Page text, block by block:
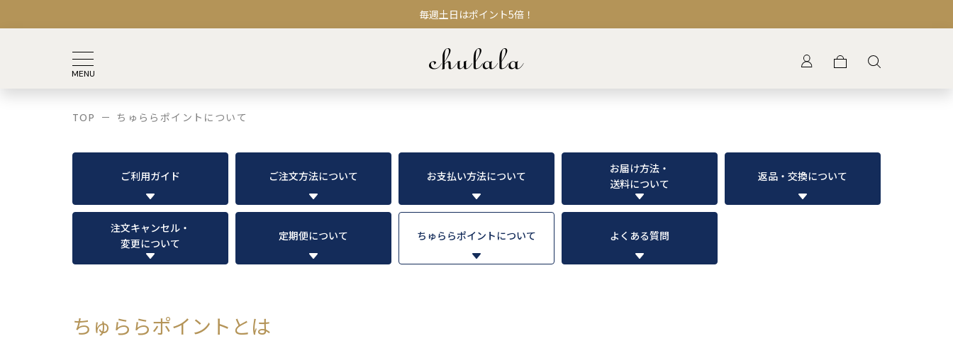
毎週土日はポイント5倍！
TOP ちゅららポイントについて
ご利用ガイド ご注文方法について お支払い方法について
お届け方法・
送料について
返品・交換について
注文キャンセル・
変更について
定期便について ちゅららポイントについて よくある質問
ちゅららポイントとは